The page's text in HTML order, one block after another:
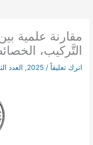
مقارنة علمية
التَّركيب،
اترك تعليقاً /
2025
, العدد